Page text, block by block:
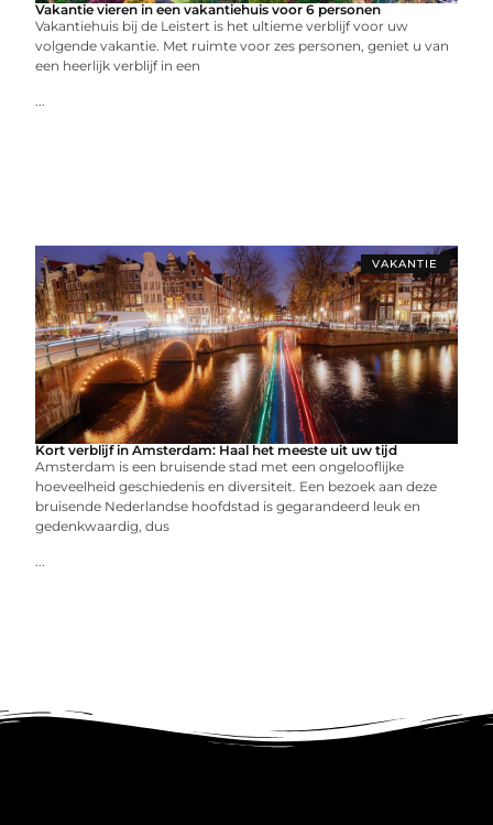
Vakantie vieren in een vakantiehuis voor 6 personen
Vakantiehuis bij de Leistert is het ultieme verblijf voor uw
volgende vakantie. Met ruimte voor zes personen, geniet u van
een heerlijk verblijf in een
...
VAKANTIE
Kort verblijf in Amsterdam: Haal het meeste uit uw tijd
Amsterdam is een bruisende stad met een ongelooflijke
hoeveelheid geschiedenis en diversiteit. Een bezoek aan deze
bruisende Nederlandse hoofdstad is gegarandeerd leuk en
gedenkwaardig, dus
...